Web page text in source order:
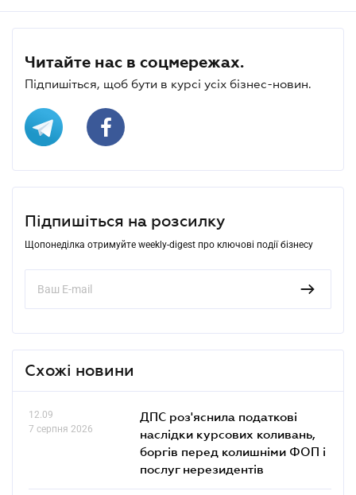
Читайте нас в соцмережах.
Підпишіться, щоб бути в курсі усіх бізнес-новин.
Підпишіться на розсилку
Щопонеділка отримуйте weekly-digest про ключові події бізнесу
Схожі новини
12.09
7 серпня 2026
ДПС роз'яснила податкові
наслідки курсових коливань,
боргів перед колишніми ФОП і
послуг нерезидентів